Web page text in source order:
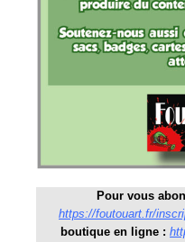
Pour vous
https://foutouart.fr/
boutique en ligne :